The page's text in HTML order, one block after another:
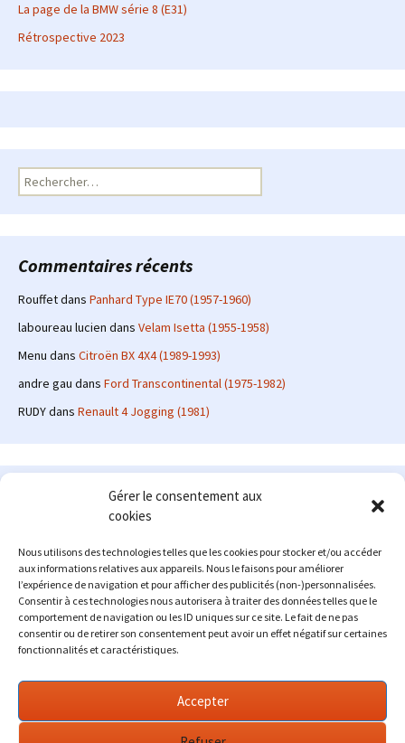
Gérer le consentement aux
cookies
Nous utilisons des technologies telles que les cookies pour stocker et/ou accéder
aux informations relatives aux appareils. Nous le faisons pour améliorer
l’expérience de navigation et pour afficher des publicités (non-)personnalisées.
Consentir à ces technologies nous autorisera à traiter des données telles que le
comportement de navigation ou les ID uniques sur ce site. Le fait de ne pas
consentir ou de retirer son consentement peut avoir un effet négatif sur certaines
fonctionnalités et caractéristiques.
Accepter
La page de la BMW série 8 (E31)
Rétrospective 2023
Rechercher :
Commentaires récents
Rouffetdans Panhard Type IE70 (1957-1960)
laboureau lucien dans Velam Isetta (1955-1958)
Menu dans Citroën BX 4X4 (1989-1993)
andre gau dans Ford Transcontinental (1975-1982)
RUDYdans Renault 4 Jogging (1981)
Le site en quelques mots
: passionné d'automobile ancienne depuis de
nombreuses années, j'ai commencé à partager ma passion sur
internet à partir de 2009 au travers d'un blog qui a connu un relatif
succès. Fin 2013, je décide de prendre mon autonomie et me lancer
avec mon propre site : l'Automobile Ancienne.
Me contacter : alex(at)lautomobileancienne.com